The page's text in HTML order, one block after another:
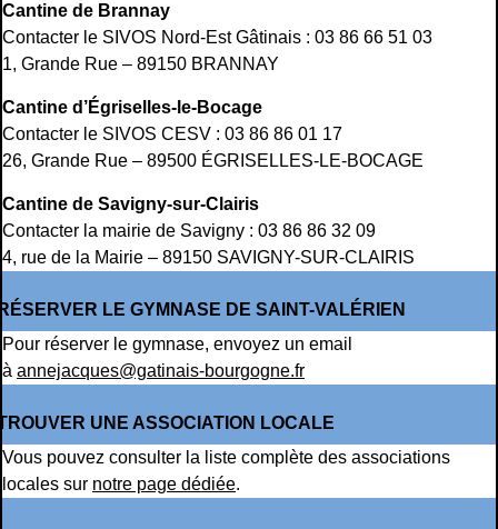
Cantine de Brannay
Contacter le SIVOS Nord-Est Gâtinais : 03 86 66 51 03
1, Grande Rue – 89150 BRANNAY
Cantine d’Égriselles-le-Bocage
Contacter le SIVOS CESV : 03 86 86 01 17
26, Grande Rue – 89500 ÉGRISELLES-LE-BOCAGE
Cantine de Savigny-sur-Clairis
Contacter la mairie de Savigny : 03 86 86 32 09
4, rue de la Mairie – 89150 SAVIGNY-SUR-CLAIRIS
LE GYMNASE DE SAINT-VALÉRIEN
Pour réserver le gymnase, envoyez un email
à annejacques@gatinais-bourgogne.fr
UNE ASSOCIATION LOCALE
Vous pouvez consulter la liste complète des associations
locales sur notre page dédiée.